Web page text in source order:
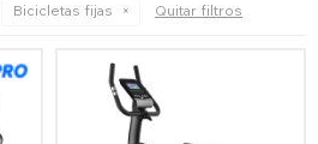
Bicicletas fijas Quitar filtros